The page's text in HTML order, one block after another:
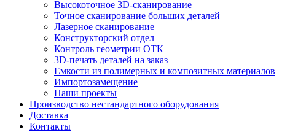
Высокоточное 3D-сканирование
Точное сканирование больших деталей
Лазерное сканирование
Конструкторский отдел
Контроль геометрии ОТК
3D-печать деталей на заказ
Емкости из полимерных и композитных материалов
Импортозамещение
Наши проекты
Производство нестандартного оборудования
Доставка
Контакты